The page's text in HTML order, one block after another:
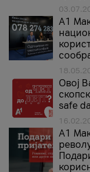
A1
Овој
safe
А1